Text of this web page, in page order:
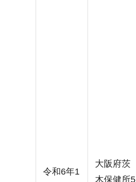
令和6年1
大阪府茨
木保健所5